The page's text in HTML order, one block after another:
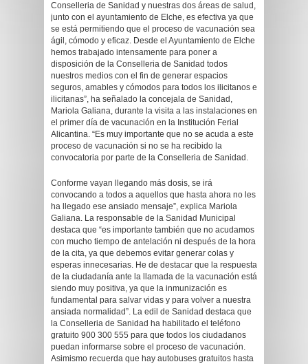
Conselleria de Sanidad y nuestras dos áreas de salud,
junto con el ayuntamiento de Elche, es efectiva ya que
se está permitiendo que el proceso de vacunación sea
ágil, cómodo y eficaz. Desde el Ayuntamiento de Elche
hemos trabajado intensamente para poner a
disposición de la Conselleria de Sanidad todos
nuestros medios con el fin de generar espacios
seguros, amables y cómodos para todos los ilicitanos e
ilicitanas”, ha señalado la concejala de Sanidad,
Mariola Galiana, durante la visita a las instalaciones en
el primer día de vacunación en la Institución Ferial
Alicantina. “Es muy importante que no se acuda a este
proceso de vacunación si no se ha recibido la
convocatoria por parte de la Conselleria de Sanidad.
Conforme vayan llegando más dosis, se irá
convocando a todos a aquellos que hasta ahora no les
ha llegado ese ansiado mensaje”, explica Mariola
Galiana. La responsable de la Sanidad Municipal
destaca que “es importante también que no acudamos
con mucho tiempo de antelación ni después de la hora
de la cita, ya que debemos evitar generar colas y
esperas innecesarias. He de destacar que la respuesta
de la ciudadanía ante la llamada de la vacunación está
siendo muy positiva, ya que la inmunización es
fundamental para salvar vidas y para volver a nuestra
ansiada normalidad”. La edil de Sanidad destaca que
la Conselleria de Sanidad ha habilitado el teléfono
gratuito 900 300 555 para que todos los ciudadanos
puedan informarse sobre el proceso de vacunación.
Asimismo recuerda que hay autobuses gratuitos hasta